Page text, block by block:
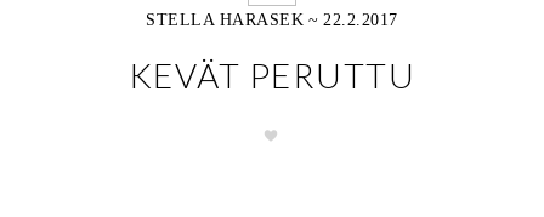
STELLA HARASEK ~ 22.2.2017
KEVÄT PERUTTU